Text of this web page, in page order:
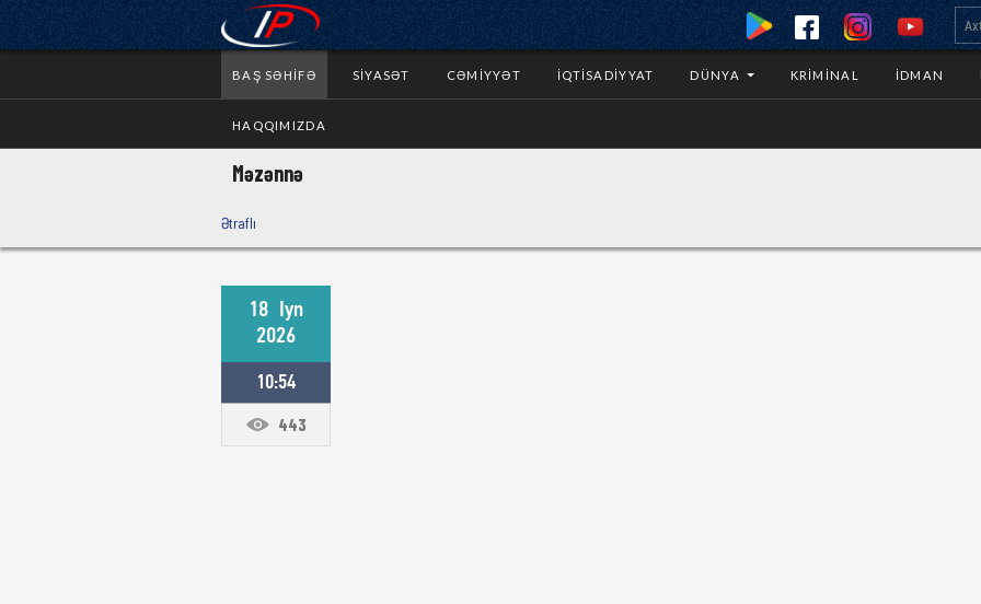
BAŞ SƏHIFƏ SIYASƏT CƏMIYYƏT İQTISADIYYAT DÜNYA KRIMINAL İDMAN
HAQQIMIZDA
Məzənnə
Ətraflı
18 Iyn
2026
10:54
443